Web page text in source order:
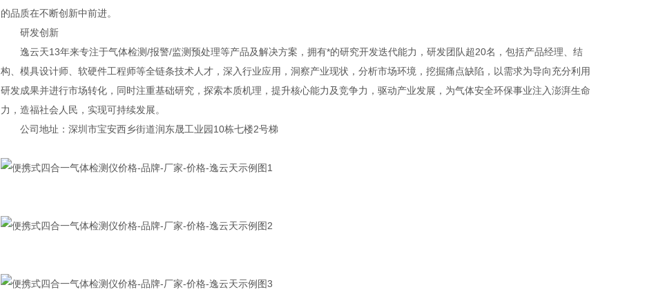
的品质在不断创新中前进。
研发创新
逸云天13年来专注于气体检测/报警/监测预处理等产品及解决方案，拥有*的研究开发迭代能力，研发团队超20名，包括产品经理、结
构、模具设计师、软硬件工程师等全链条技术人才，深入行业应用，洞察产业现状，分析市场环境，挖掘痛点缺陷，以需求为导向充分利用
研发成果并进行市场转化，同时注重基础研究，探索本质机理，提升核心能力及竞争力，驱动产业发展，为气体安全环保事业注入澎湃生命
力，造福社会人民，实现可持续发展。
公司地址：深圳市宝安西乡街道润东晟工业园10栋七楼2号梯